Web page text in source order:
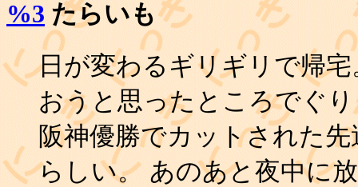
%3 たらいも
日が変わるギリギリで帰
おうと思ったところでぐ
阪神優勝でカットされた
らしい。 あのあと夜中に